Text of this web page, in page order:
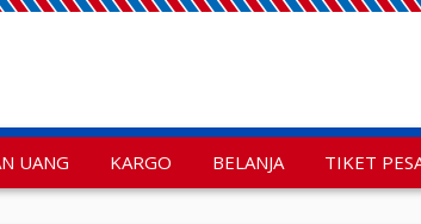
UANG KARGO BELANJA TIKET